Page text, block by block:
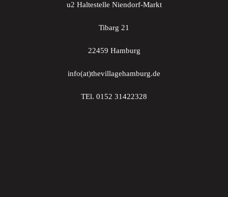
u2 Haltestelle Niendorf-Markt
Tibarg 21
22459 Hamburg
info(at)thevillagehamburg.de
TEl. 0152 31422328